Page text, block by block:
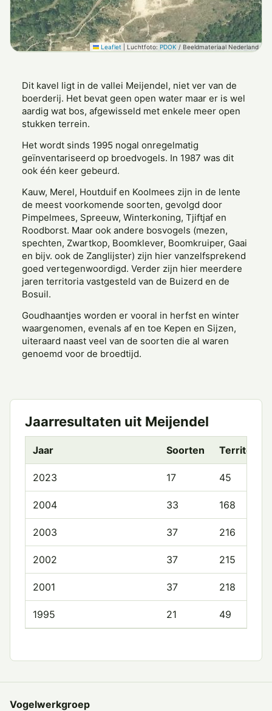
Leaflet Luchtfoto: PDOK / Beeldmateriaal Nederland
Dit kavel ligt in de vallei Meijendel, niet ver van de
boerderij. Het bevat geen open water maar er is wel
aardig wat bos, afgewisseld met enkele meer open
stukken terrein.
Het wordt sinds 1995 nogal onregelmatig
geïnventariseerd op broedvogels. In 1987 was dit
ook één keer gebeurd.
Kauw, Merel, Houtduif en Koolmees zijn in de lente
de meest voorkomende soorten, gevolgd door
Pimpelmees, Spreeuw, Winterkoning, Tjiftjaf en
Roodborst. Maar ook andere bosvogels (mezen,
spechten, Zwartkop, Boomklever, Boomkruiper, Gaai
en bijv. ook de Zanglijster) zijn hier vanzelfsprekend
goed vertegenwoordigd. Verder zijn hier meerdere
jaren territoria vastgesteld van de Buizerd en de
Bosuil.
Goudhaantjes worden er vooral in herfst en winter
waargenomen, evenals af en toe Kepen en Sijzen,
uiteraard naast veel van de soorten die al waren
genoemd voor de broedtijd.
Jaarresultaten uit Meijendel
Jaar Soorten Territoria
2023 17 45
2004 33 168
2003 37 216
2002 37 215
2001 37 218
1995 21 49
Vogelwerkgroep